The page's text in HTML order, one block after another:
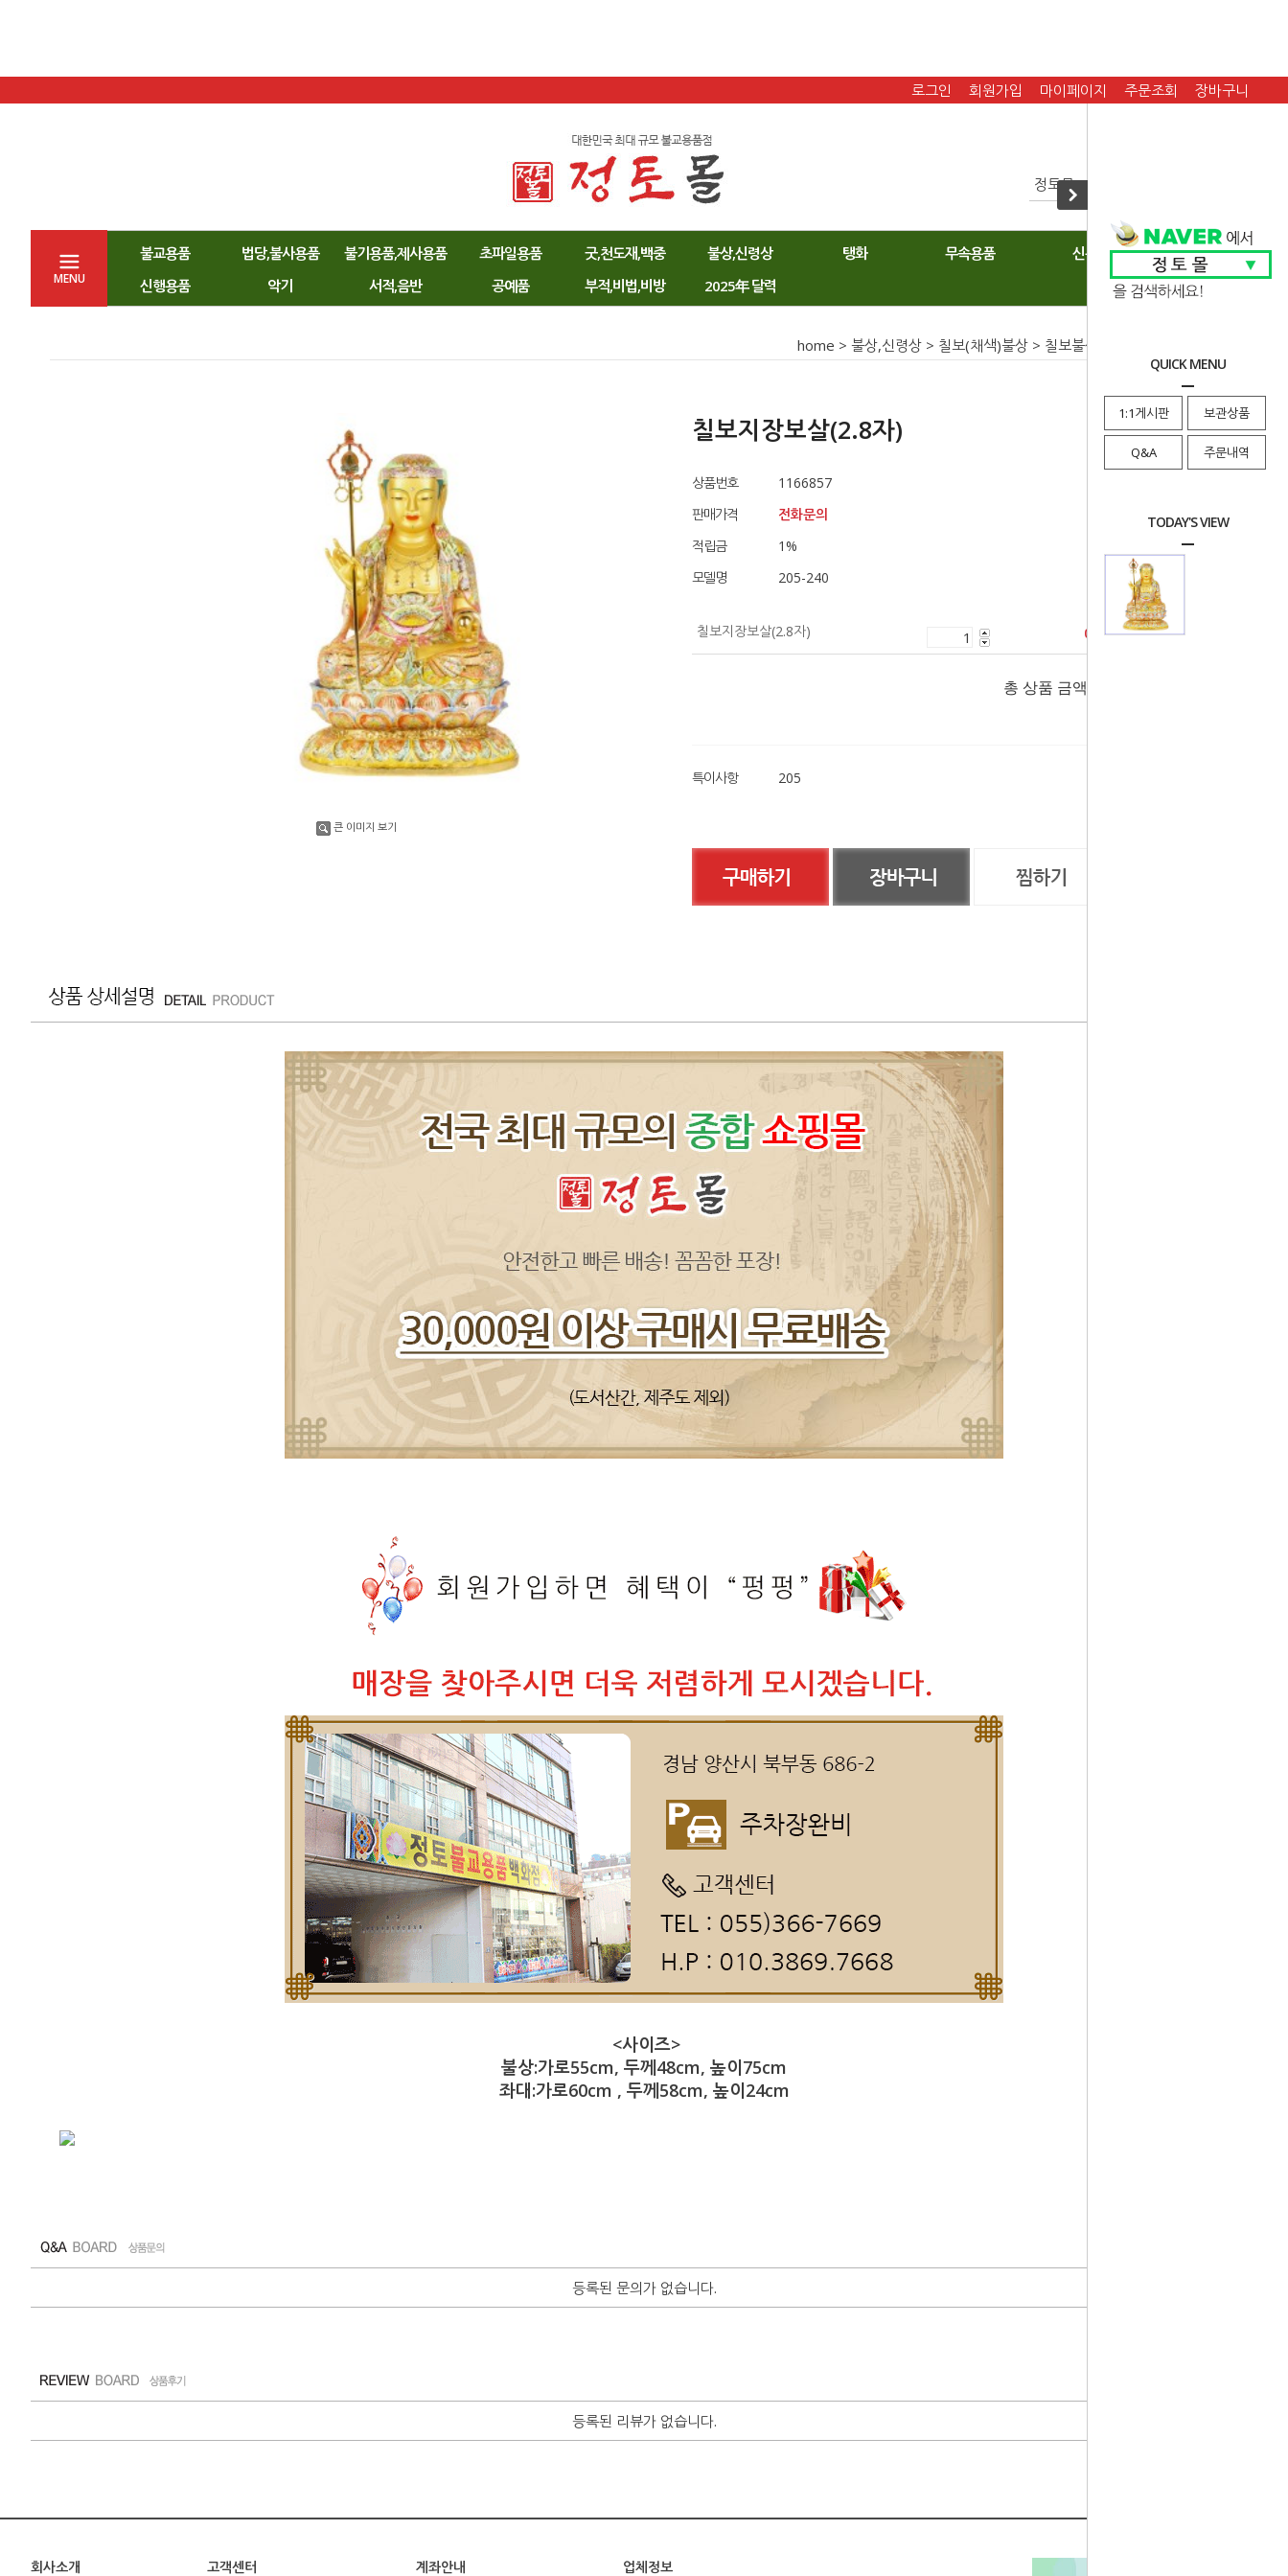
QUICK MENU
1:1게시판 보관상품
Q&A 주문내역
TODAY'S VIEW
로그인 회원가입 마이페이지 주문조회 장바구니
MENU
불교용품 법당,불사용품 불기용품,제사용품 초파일용품 굿,천도재,백중 불상,신령상 탱화 무속용품
신복
신행용품
악기 서적,음반 공예품 부적,비법,비방 2025年 달력
home > 불상,신령상 > 칠보(채색)불상 > 칠보불상
큰 이미지 보기
칠보지장보살(2.8자)
상품번호
1166857
판매가격
전화문의
적립금
1%
모델명
205-240
칠보지장보살(2.8자) 0
총 상품 금액
특이사항 205
<사이즈>
불상:가로55cm, 두께48cm, 높이75cm
좌대:가로60cm , 두께58cm, 높이24cm
등록된 문의가 없습니다.
등록된 리뷰가 없습니다.
회사소개 고객센터 계좌안내 업체정보